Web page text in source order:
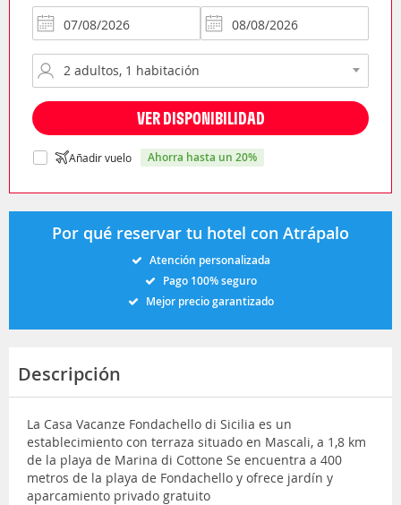
VER DISPONIBILIDAD
Añadir vuelo ahorra hasta un 20%
Por qué reservar tu hotel con Atrápalo
Atención personalizada
Pago 100% seguro
Mejor precio garantizado
Descripción
La Casa Vacanze Fondachello di Sicilia es un
establecimiento con terraza situado en Mascali, a 1,8 km
de la playa de Marina di Cottone Se encuentra a 400
metros de la playa de Fondachello y ofrece jardín y
aparcamiento privado gratuito